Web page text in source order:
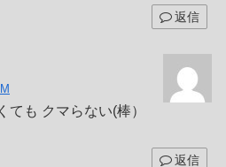
返信
ても クマらない(棒）
返信